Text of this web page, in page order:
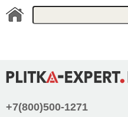
+7(800)500-1271